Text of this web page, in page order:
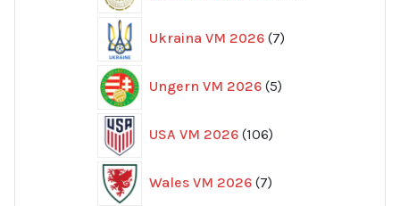
Ukraina VM 2026 7
produkter
Ungern VM 2026 5
produkter
USA VM 2026 106
produkter
Wales VM 2026 7
produkter